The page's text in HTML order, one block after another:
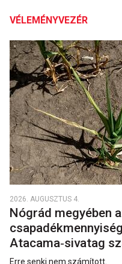
VÉLEMÉNYVEZÉR
2026. AUGUSZTUS 4.
Nógrád megyében
Atacama‑sivatag
Erre senki nem számított.